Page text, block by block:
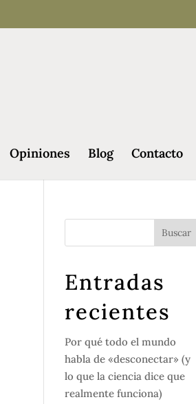
Opiniones Blog Contacto
Entradas
recientes
Por qué todo el mundo
habla de «desconectar» (y
lo que la ciencia dice que
realmente funciona)